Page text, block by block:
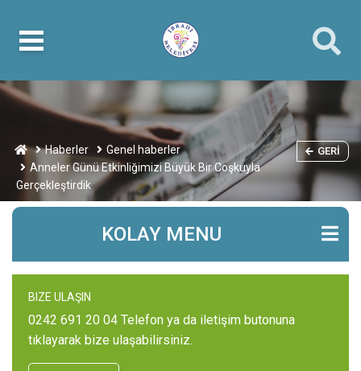
Haberler
Genel haberler
Anneler Günü Etkinliğimizi Büyük Bir Coşkuyla
Gerçekleştirdik
GERI
KOLAY MENU
BIZE ULAŞIN
0242 691 20 04 Telefon ya da iletişim butonuna
tıklayarak bize ulaşabilirsiniz.